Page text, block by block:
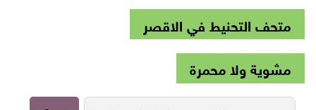
متحف التحنيط في الاقصر
مشوية ولا محمرة